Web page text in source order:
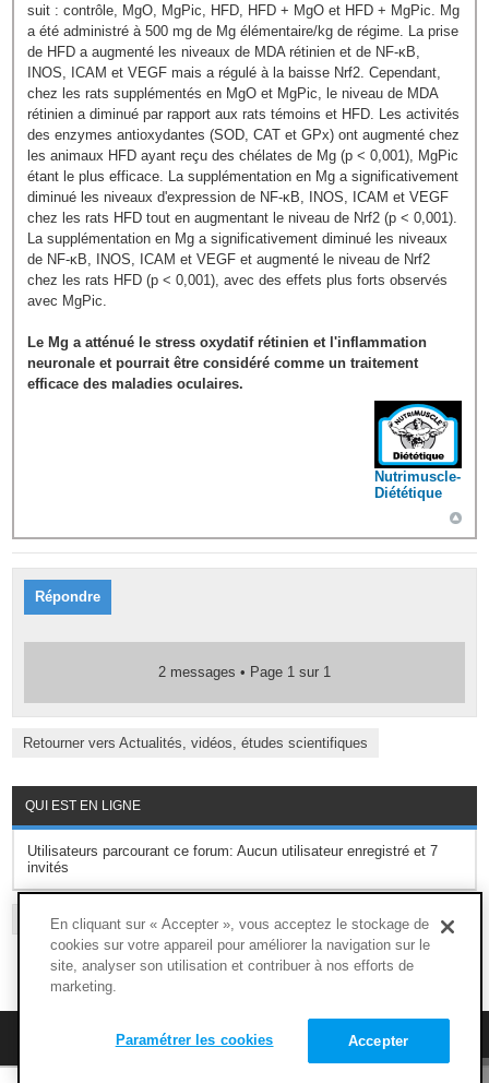
suit : contrôle, MgO, MgPic, HFD, HFD + MgO et HFD + MgPic. Mg
a été administré à 500 mg de Mg élémentaire/kg de régime. La prise
de HFD a augmenté les niveaux de MDA rétinien et de NF-κB,
INOS, ICAM et VEGF mais a régulé à la baisse Nrf2. Cependant,
chez les rats supplémentés en MgO et MgPic, le niveau de MDA
rétinien a diminué par rapport aux rats témoins et HFD. Les activités
des enzymes antioxydantes (SOD, CAT et GPx) ont augmenté chez
les animaux HFD ayant reçu des chélates de Mg (p < 0,001), MgPic
étant le plus efficace. La supplémentation en Mg a significativement
diminué les niveaux d'expression de NF-κB, INOS, ICAM et VEGF
chez les rats HFD tout en augmentant le niveau de Nrf2 (p < 0,001).
La supplémentation en Mg a significativement diminué les niveaux
de NF-κB, INOS, ICAM et VEGF et augmenté le niveau de Nrf2
chez les rats HFD (p < 0,001), avec des effets plus forts observés
avec MgPic.
Le Mg a atténué le stress oxydatif rétinien et l'inflammation
neuronale et pourrait être considéré comme un traitement
efficace des maladies oculaires.
Nutrimuscle-
Diététique
Répondre
2 messages • Page 1 sur 1
Retourner vers Actualités, vidéos, études scientifiques
QUI EST EN LIGNE
Utilisateurs parcourant ce forum: Aucun utilisateur enregistré et 7
invités
L’ÉQUIPE DU FORUM-SUPPRIMER LES COOKIES DU FORUM- FAQ
M’enregistrer
En cliquant sur « Accepter », vous acceptez le stockage de
cookies sur votre appareil pour améliorer la navigation sur le
site, analyser son utilisation et contribuer à nos efforts de
marketing.
Accepter
Paramétrer les cookies